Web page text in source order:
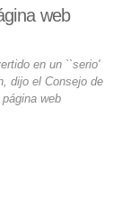
web
en un ``serio'
dijo el Consejo de
web